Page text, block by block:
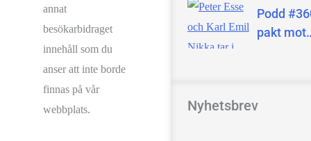
annat
besökarbidraget
innehåll som du
anser att inte borde
finnas på vår
webbplats.
labbet
Podd
pakt mot
Nyhetsbrev